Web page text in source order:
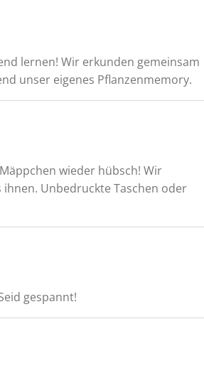
lernen! Wir erkunden gemeinsam
unser eigenes Pflanzenmemory.
wieder hübsch! Wir
Unbedruckte Taschen oder
gespannt!